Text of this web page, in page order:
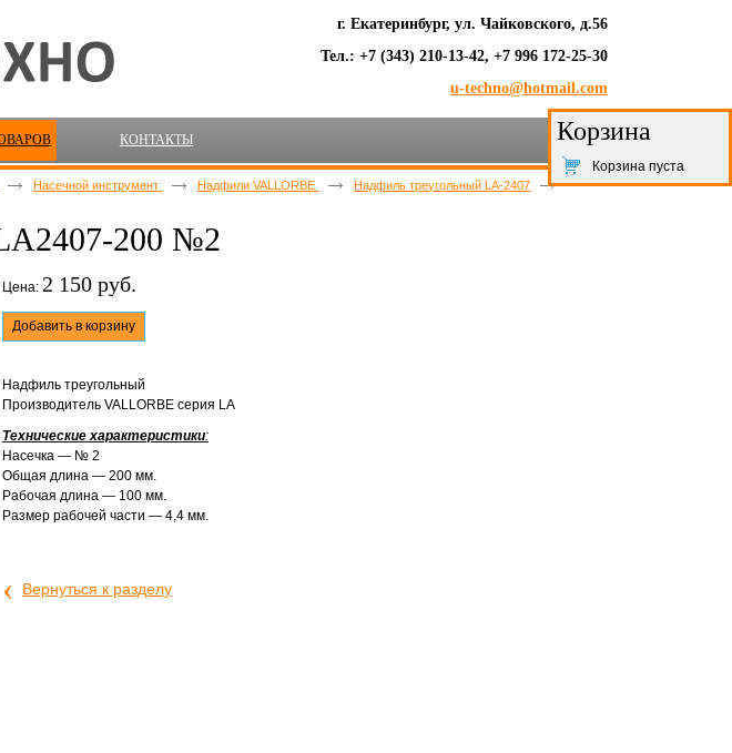
г. Екатеринбург, ул. Чайковского, д.56
Тел.: +7 (343) 210-13-42, +7 996 172-25-30
u-techno@hotmail.com
КОНТАКТЫ Корзина
Корзина пуста
Насечной инструмент Надфили VALLORBE Надфиль треугольный LA-2407
200 №2
Цена: 2 150 руб.
Добавить в корзину
Надфиль треугольный
Производитель VALLORBE серия LA
Технические характеристики:
Насечка — № 2
Общая длина — 200 мм.
Рабочая длина — 100 мм.
Размер рабочей части — 4,4 мм.
‹ Вернуться к разделу